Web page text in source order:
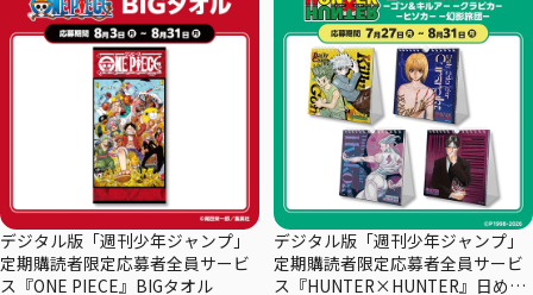
デジタル版「週刊少年ジャンプ」
定期購読者限定応募者全員サービ
ス『ONE PIECE』BIGタオル
デジタル版「週刊少年ジャンプ」
定期購読者限定応募者全員サービ
ス『HUNTER×HUNTER』日めく